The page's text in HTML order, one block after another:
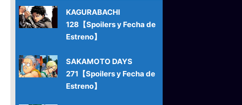
KAGURABACHI
128【Spoilers y Fecha de
Estreno】
SAKAMOTO DAYS
271【Spoilers y Fecha de
Estreno】